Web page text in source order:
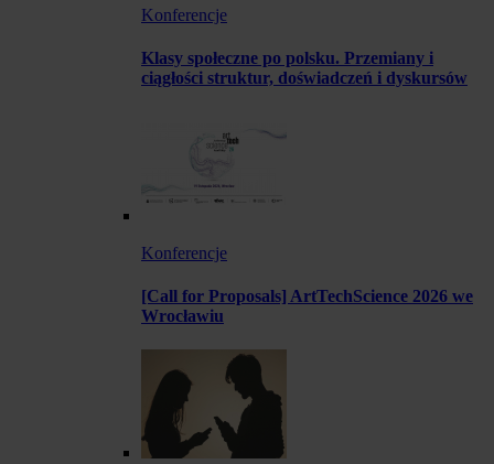
Konferencje
Klasy społeczne po polsku. Przemiany i
ciągłości struktur, doświadczeń i dyskursów
Konferencje
[Call for Proposals] ArtTechScience 2026 we
Wrocławiu